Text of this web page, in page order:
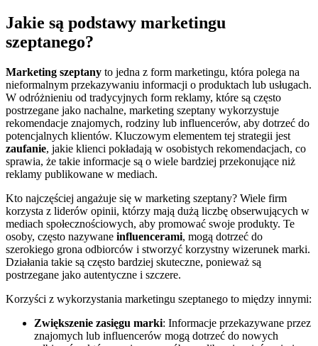
Jakie są podstawy marketingu
szeptanego?
Marketing szeptany to jedna z form marketingu, która polega na
nieformalnym przekazywaniu informacji o produktach lub usługach.
W odróżnieniu od tradycyjnych form reklamy, które są często
postrzegane jako nachalne, marketing szeptany wykorzystuje
rekomendacje znajomych, rodziny lub influencerów, aby dotrzeć do
potencjalnych klientów. Kluczowym elementem tej strategii jest
zaufanie, jakie klienci pokładają w osobistych rekomendacjach, co
sprawia, że takie informacje są o wiele bardziej przekonujące niż
reklamy publikowane w mediach.
Kto najczęściej angażuje się w marketing szeptany? Wiele firm
korzysta z liderów opinii, którzy mają dużą liczbę obserwujących w
mediach społecznościowych, aby promować swoje produkty. Te
osoby, często nazywane influencerami, mogą dotrzeć do
szerokiego grona odbiorców i stworzyć korzystny wizerunek marki.
Działania takie są często bardziej skuteczne, ponieważ są
postrzegane jako autentyczne i szczere.
Korzyści z wykorzystania marketingu szeptanego to między innymi:
Zwiększenie zasięgu marki: Informacje przekazywane przez
znajomych lub influencerów mogą dotrzeć do nowych